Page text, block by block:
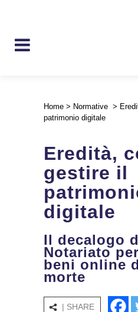
Home > Normative >
patrimonio digitale
Eredità,
gestire il
digitale
Il decalogo
Notariato
beni online
morte
| SHARE